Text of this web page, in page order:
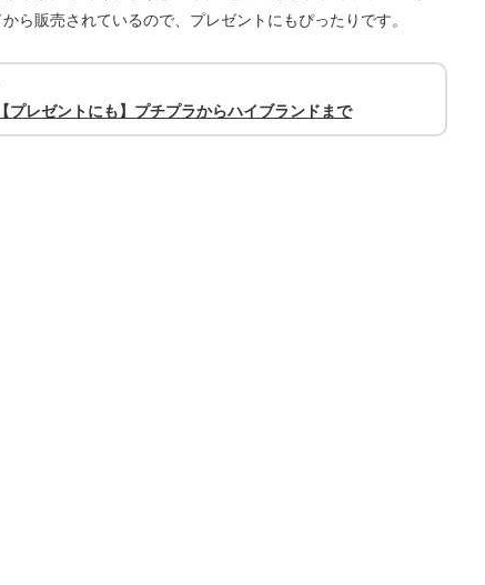
ら販売されているので、プレゼントにもぴったりです。
プレゼントにも】プチプラからハイブランドまで